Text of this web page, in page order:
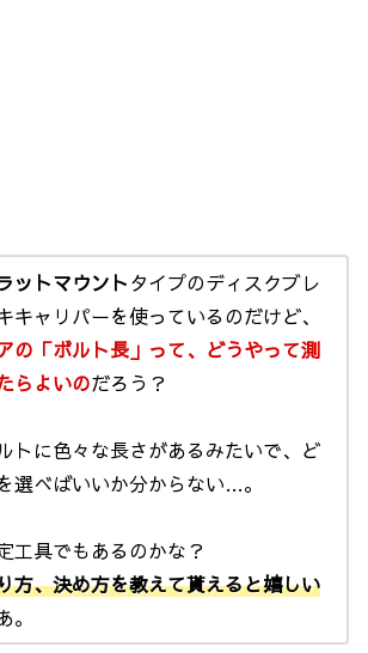
ットマウントタイプのディスクブレ
キャリパーを使っているのだけど、
の「ボルト長」って、どうやって測
らよいのだろう？
トに色々な長さがあるみたいで、ど
選べばいいか分からない…。
工具でもあるのかな？
方、決め方を教えて貰えると嬉しい
。